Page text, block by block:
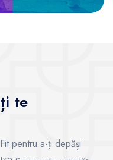
te
pentru a-ți depăși